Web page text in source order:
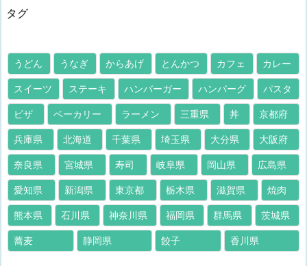
タグ
うどん うなぎ からあげ とんかつ カフェ カレー
スイーツ ステーキ ハンバーガー ハンバーグ パスタ
ピザ ベーカリー ラーメン 三重県 丼 京都府
兵庫県 北海道 千葉県 埼玉県 大分県 大阪府
奈良県 宮城県 寿司 岐阜県 岡山県 広島県
愛知県 新潟県 東京都 栃木県 滋賀県 焼肉
熊本県 石川県 神奈川県 福岡県 群馬県 茨城県
蕎麦 静岡県 餃子 香川県